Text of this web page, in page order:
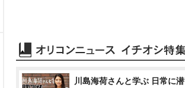
川島海荷さんと学ぶ 日常に潜